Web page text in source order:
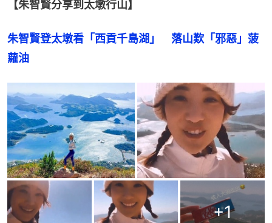
【朱智賢分享到太墩行山】
朱智賢登太墩看「西貢千島湖」　落山歎「邪惡」菠
蘿油
+1